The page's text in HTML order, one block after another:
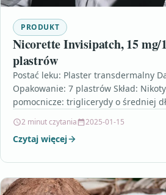
PRODUKT
Nicorette Invisipatch, 15 mg/
plastrów
Postać leku: Plaster transdermalny
Opakowanie: 7 plastrów Skład:
pomocnicze: triglicerydy o średniej
2 minut czytania 2025-01-15
Czytaj więcej